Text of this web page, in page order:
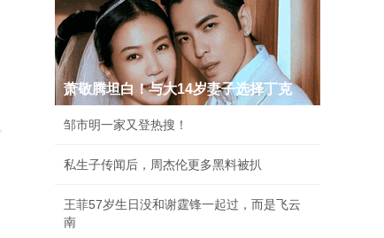
萧敬腾坦白！与大14岁妻子选择丁克
邹市明一家又登热搜！
私生子传闻后，周杰伦更多黑料被扒
王菲57岁生日没和谢霆锋一起过，而是飞云
南